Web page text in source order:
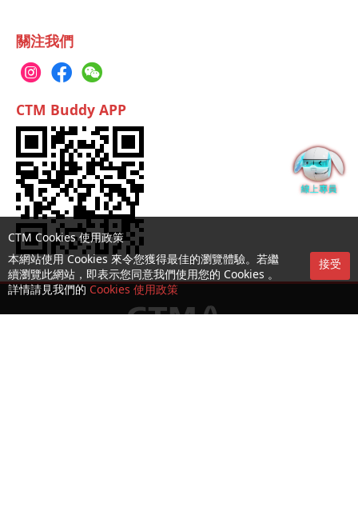
關注我們
CTM Buddy APP
CTM Cookies 使用政策
本網站使用 Cookies 來令您獲得最佳的瀏覽體驗。若繼
續瀏覽此網站，即表示您同意我們使用您的 Cookies 。
詳情請見我們的 Cookies 使用政策
接受